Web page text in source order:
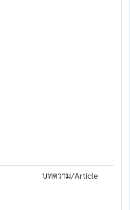
บทความ/Article